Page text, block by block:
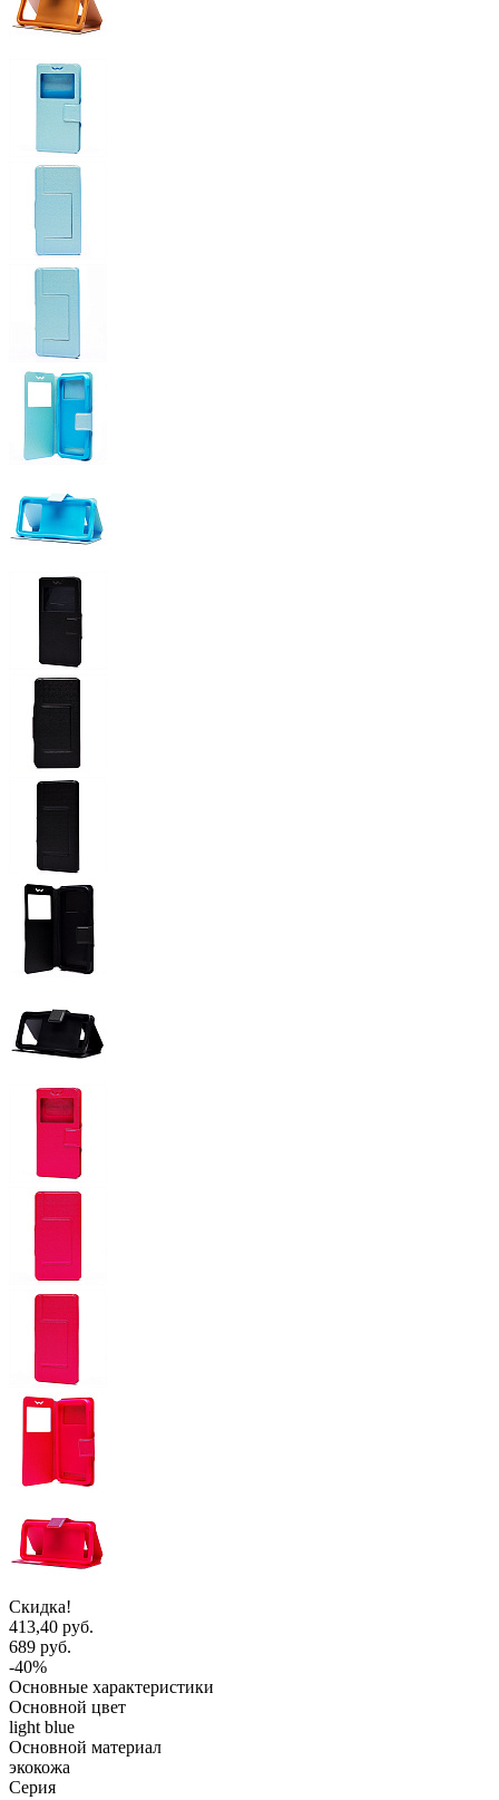
Скидка!
413,40 руб.
689 руб.
-40%
Основные характеристики
Основной цвет
light blue
Основной материал
экокожа
Серия